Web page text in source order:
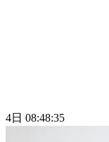
4日 08:48:35